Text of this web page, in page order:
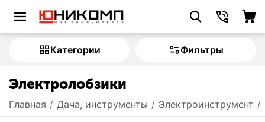
Категории Фильтры
Электролобзики
Главная / Дача, инструменты / Электроинструмент /